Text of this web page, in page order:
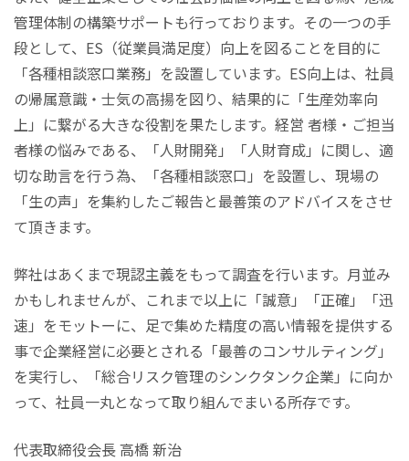
管理体制の構築サポートも行っております。その一つの手
段として、ES（従業員満足度）向上を図ることを目的に
「各種相談窓口業務」を設置しています。ES向上は、社員
の帰属意識・士気の高揚を図り、結果的に「生産効率向
上」に繋がる大きな役割を果たします。経営 者様・ご担当
者様の悩みである、「人財開発」「人財育成」に関し、適
切な助言を行う為、「各種相談窓口」を設置し、現場の
「生の声」を集約したご報告と最善策のアドバイスをさせ
て頂きます。
弊社はあくまで現認主義をもって調査を行います。月並み
かもしれませんが、これまで以上に「誠意」「正確」「迅
速」をモットーに、足で集めた精度の高い情報を提供する
事で企業経営に必要とされる「最善のコンサルティング」
を実行し、「総合リスク管理のシンクタンク企業」に向か
って、社員一丸となって取り組んでまいる所存です。
代表取締役会長 高橋 新治